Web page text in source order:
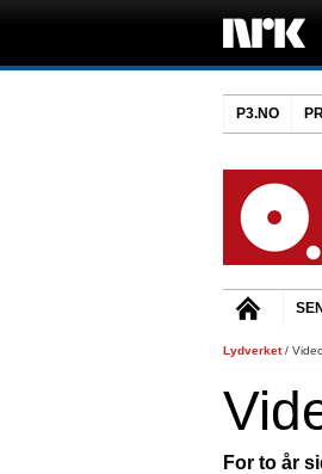
P3.NO
Lydverket/
For to år